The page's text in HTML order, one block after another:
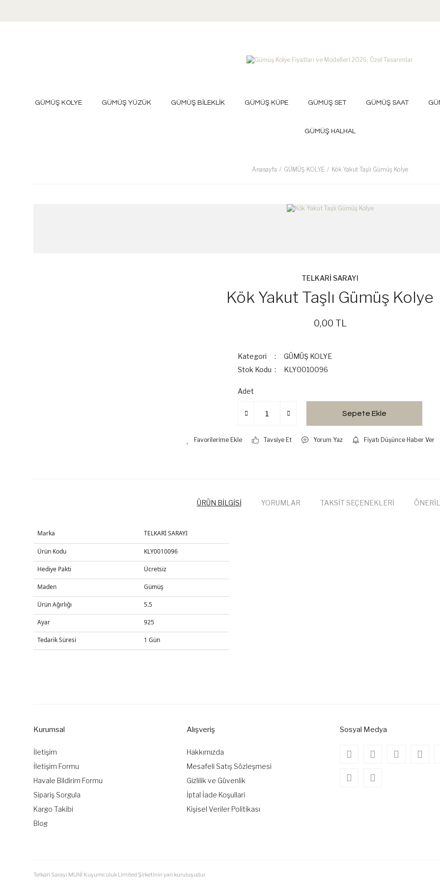
GÜMÜŞ KOLYE GÜMÜŞ YÜZÜK GÜMÜŞ BİLEKLİK GÜMÜŞ KÜPE GÜMÜŞ SET GÜMÜŞ SAAT
GÜMÜŞ HALHAL
Anasayfa GÜMÜŞ KOLYE Kök Yakut Taşlı Gümüş Kolye
TELKARİ SARAYI
Kök Yakut Taşlı Gümüş Kolye
0,00 TL
Kategori
GÜMÜŞ KOLYE
Stok Kodu
KLY0010096
Adet
Sepete Ekle
Tavsiye Et Yorum Yaz Fiyatı Düşünce Haber Ver
ÜRÜN BİLGİSİ YORUMLAR TAKSİT SEÇENEKLERİ
Marka TELKARİ SARAYI
Ürün Kodu KLY0010096
Hediye Pakti Ücretsiz
Maden Gümüş
Ürün Ağırlığı 5.5
Ayar 925
Tedarik Süresi 1 Gün
Ürün bilgilerinde hatalar bulunuyor.
Bu ürüne benzer farklı alternatifler olmalı.
Kurumsal
İletişim
İletişim Formu
Havale Bildirim Formu
Sipariş Sorgula
Kargo Takibi
Blog
Alışveriş
Hakkımızda
Mesafeli Satış Sözleşmesi
Gizlilik ve Güvenlik
İptal İade Koşullari
Kişisel Veriler Politikası
Sosyal Medya
Telkari Sarayı MUNİ Kuyumculuk Limited Şirketinin yan kuruluşudur.